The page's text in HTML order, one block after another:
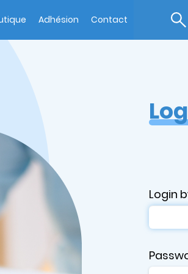
Adhésion Contact
Login